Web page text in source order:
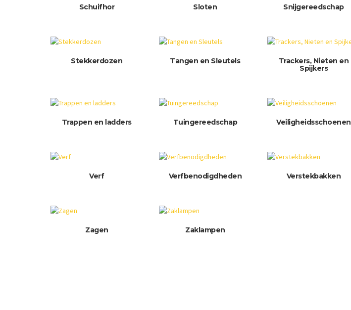
Schuifhor Sloten Snijgereedschap
Stekkerdozen Tangen en Sleutels
Trackers, Nieten en
Spijkers
Trappen en ladders Tuingereedschap Veiligheidsschoenen
Verf Verfbenodigdheden Verstekbakken
Zagen Zaklampen